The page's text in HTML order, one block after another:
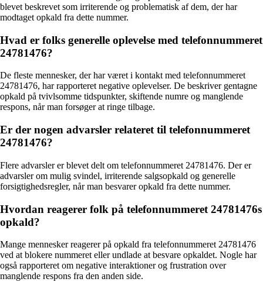
blevet beskrevet som irriterende og problematisk af dem, der har
modtaget opkald fra dette nummer.
Hvad er folks generelle oplevelse med telefonnummeret
24781476?
De fleste mennesker, der har været i kontakt med telefonnummeret
24781476, har rapporteret negative oplevelser. De beskriver gentagne
opkald på tvivlsomme tidspunkter, skiftende numre og manglende
respons, når man forsøger at ringe tilbage.
Er der nogen advarsler relateret til telefonnummeret
24781476?
Flere advarsler er blevet delt om telefonnummeret 24781476. Der er
advarsler om mulig svindel, irriterende salgsopkald og generelle
forsigtighedsregler, når man besvarer opkald fra dette nummer.
Hvordan reagerer folk på telefonnummeret 24781476s
opkald?
Mange mennesker reagerer på opkald fra telefonnummeret 24781476
ved at blokere nummeret eller undlade at besvare opkaldet. Nogle har
også rapporteret om negative interaktioner og frustration over
manglende respons fra den anden side.